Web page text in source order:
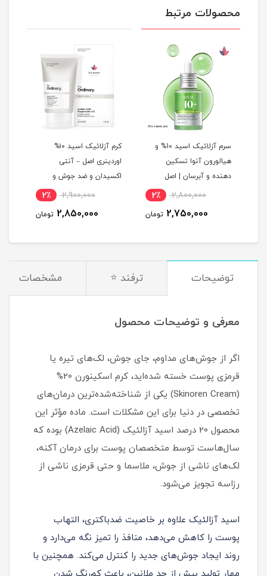
محصولات مرتبط
سرم آزلائیک اسید 10% و
هیالورون آنوا تسکین
دهنده و آبرسان | اصل
2,800,000 2٪
2,750,000 تومان
کرم آزلائیک اسید ۱۰%
اوردینری اصل – آنتی
اکسیدان و ضد جوش و
منافذ پوست – (ضمانت
2,900,000 2٪
2,850,000 تومان
توضیحات ترفند ⭐ مشخصات
معرفی و توضیحات محصول
اگر از جوش‌های مداوم، جای جوش، لک‌های تیره یا
قرمزی پوست خسته شده‌اید، کرم اسکینورن 20%
(Skinoren Cream) یکی از شناخته‌شده‌ترین درمان‌های
تخصصی در دنیا برای این مشکلات است. ماده مؤثر این
محصول 20 درصد اسید آزالئیک (Azelaic Acid) بوده که
سال‌هاست توسط متخصصان پوست برای درمان آکنه،
لک‌های ناشی از جوش، ملاسما و حتی قرمزی ناشی از
رزاسه تجویز می‌شود.
اسید آزالئیک علاوه بر خاصیت ضدباکتری، التهاب
پوست را کاهش می‌دهد، منافذ را تمیز نگه می‌دارد و
روند ایجاد جوش‌های جدید را کنترل می‌کند. همچنین با